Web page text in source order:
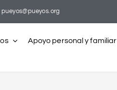
pueyos@pueyos.org
Apoyo personal y familiar